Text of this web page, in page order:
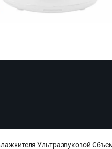
Ультразвуковой